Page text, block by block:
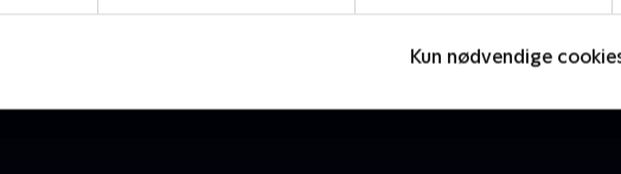
Kun nødvendige